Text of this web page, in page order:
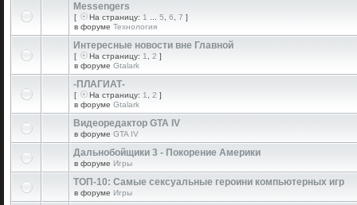
Messengers
[ На страницу: 1 5 6 7 ]
в форуме Технология
Интересные новости вне Главной
[ На страницу: 1 2 ]
в форуме Gtalark
-ПЛАГИАТ-
[ На страницу: 1 2 ]
в форуме Gtalark
Видеоредактор GTA IV
в форуме GTA IV
Дальнобойщики 3 - Покорение Америки
в форуме Игры
ТОП-10: Самые сексуальные героини компьютерных игр
в форуме Игры